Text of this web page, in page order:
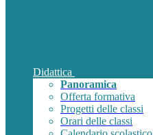
Didattica
Panoramica
Offerta formativa
Progetti delle classi
Orari delle classi